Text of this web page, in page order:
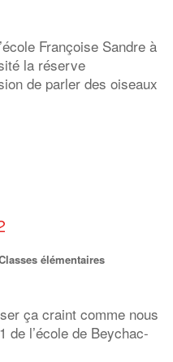
Françoise Sandre à
la réserve
de parler des oiseaux
élémentaires
ça craint comme nous
de l’école de Beychac-